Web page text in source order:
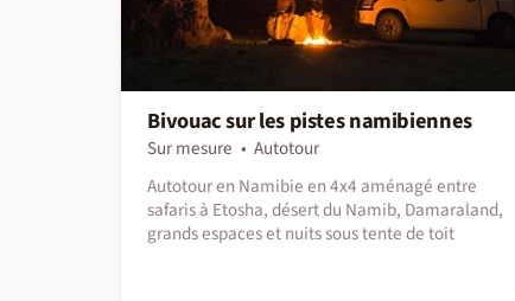
Bivouac sur les pistes namibiennes
Sur mesure
Autotour
Autotour en Namibie en 4x4 aménagé entre
safaris à Etosha, désert du Namib, Damaraland,
grands espaces et nuits sous tente de toit